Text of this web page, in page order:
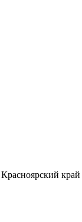
Красноярский край